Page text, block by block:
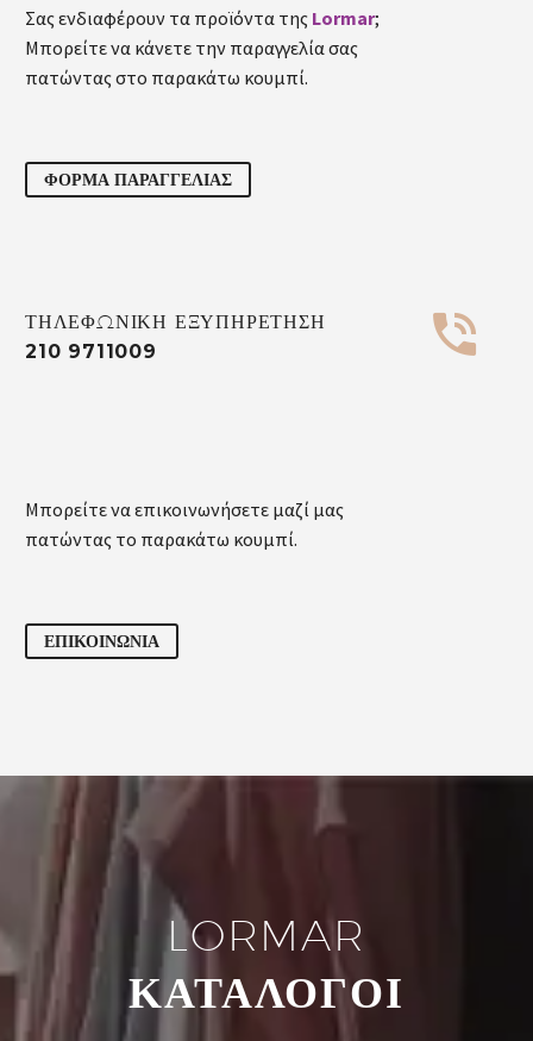
Σας ενδιαφέρουν τα προϊόντα της Lormar;
Μπορείτε να κάνετε την παραγγελία σας
πατώντας στο παρακάτω κουμπί.
ΦΟΡΜΑ ΠΑΡΑΓΓΕΛΙΑΣ


ΤΗΛΕΦΩΝΙΚΗ ΕΞΥΠΗΡΕΤΗΣΗ
210 9711009
Μπορείτε να επικοινωνήσετε μαζί μας
πατώντας το παρακάτω κουμπί.
ΕΠΙΚΟΙΝΩΝΙΑ
LORMAR
ΚΑΤΑΛΟΓΟΙ